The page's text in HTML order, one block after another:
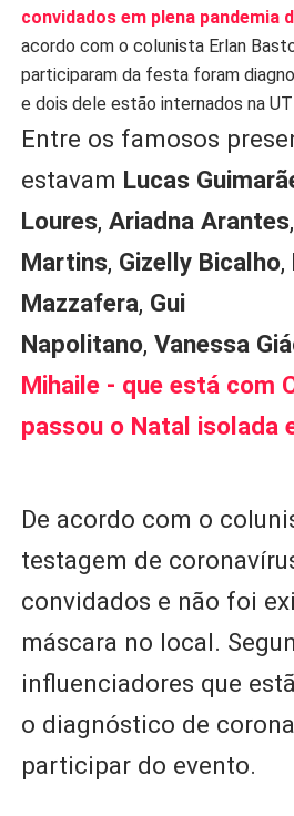
convidados em plena pandemia
acordo com o colunista Erlan
participaram da festa foram
e dois dele estão internados na
Entre os famosos
estavam Lucas
Loures, Ariadna Arantes,
Martins, Gizelly Bicalho,
Mazzafera, Gui
Napolitano, Vanessa
Mihaile - que está com
passou o Natal isolada
De acordo com o
testagem de
convidados e não foi
máscara no local.
influenciadores que
o diagnóstico de
participar do evento.